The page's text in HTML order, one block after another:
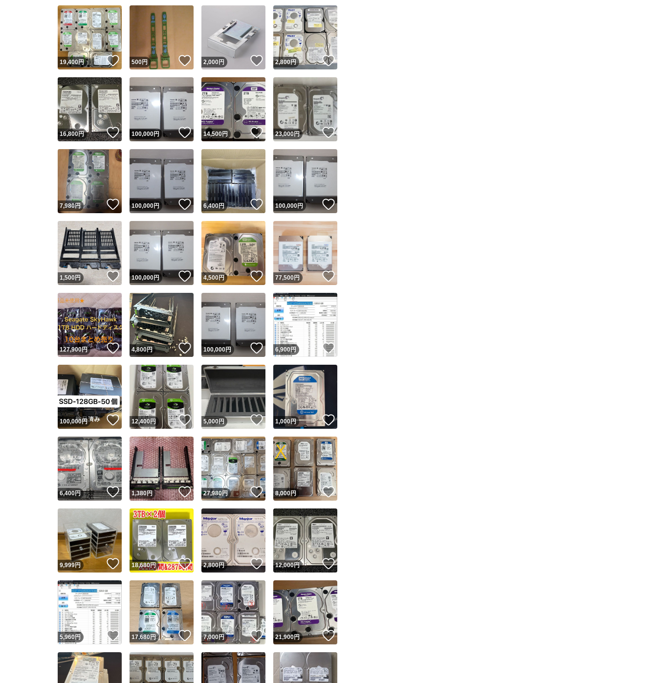
取引実績◯+ このユーザーはYahoo!フリマの取引を完了させた実績があります
他フリマ実績◯+ このユーザーは他フリマサービスでの取引実績があります
スピード&安心発送
※このバッジは実績に基づく表示であり、発送を保証しているものではありません
スピード＆安心発送
このユーザーは高頻度で24時間以内＆設定した発送日数内に発送してい
ます
スピード発送 このユーザーは高頻度で24時間以内に発送しています
安心発送 このユーザーは設定した発送日数内に発送しています
1商品につき1回です
出品ページへ
キャンセル
19,400円 いいね！
500円 いいね！
2,000円 いいね！
2,800円 いいね！
16,800円 いいね！
100,000円 いいね！
14,500円 いいね！
23,000円 いいね！
7,980円 いいね！
100,000円 いいね！
6,400円 いいね！
100,000円 いいね！
1,500円 いいね！
100,000円 いいね！
4,500円 いいね！
77,500円 いいね！
127,900円 いいね！
4,800円 いいね！
100,000円 いいね！
6,900円
100,000円 いいね！
12,400円 いいね！
5,000円 いいね！
1,000円 いいね！
6,400円 いいね！
1,380円 いいね！
27,980円 いいね！
8,000円 いいね！
9,999円 いいね！
18,680円 いいね！
2,800円 いいね！
12,000円 いいね！
5,960円 いいね！
17,680円 いいね！
7,000円 いいね！
21,900円 いいね！